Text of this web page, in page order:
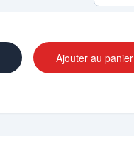
Ajouter au panier